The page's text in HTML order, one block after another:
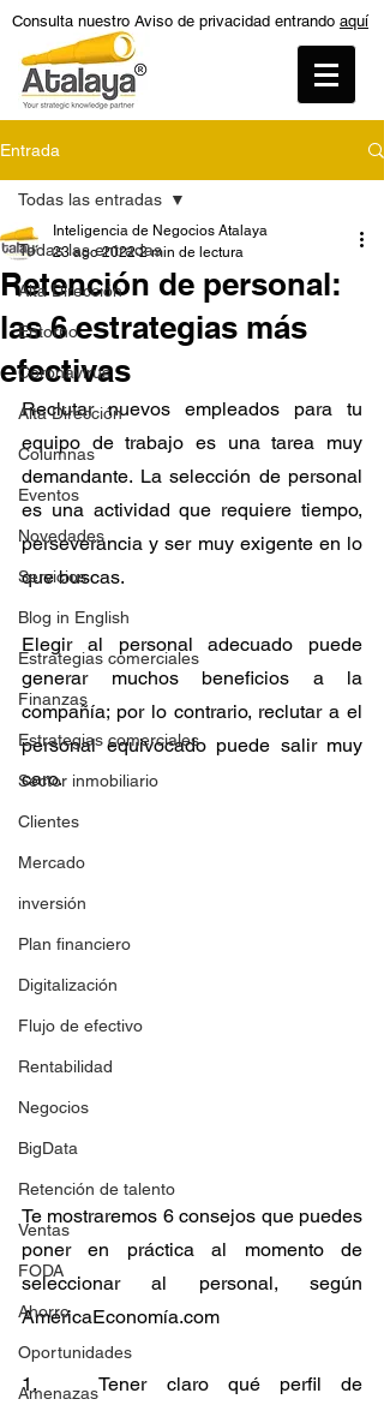
Consulta nuestro Aviso de privacidad entrando aquí
Entrada
Todas las entradas
Alta Dirección
Entorno
Coronavirus
Alta Dirección
Columnas
Eventos
Novedades
Servicios
Blog in English
Estrategias comerciales
Finanzas
Estrategias comerciales
Sector inmobiliario
Clientes
Mercado
inversión
Plan financiero
Digitalización
Flujo de efectivo
Rentabilidad
Negocios
BigData
Retención de talento
Ventas
FODA
Ahorro
Oportunidades
Amenazas
Todas las entradas
Retención de personal:
las 6 estrategias más
efectivas
Inteligencia de Negocios Atalaya
23 ago 2022 2 min de lectura
Reclutar nuevos empleados para tu
equipo de trabajo es una tarea muy
demandante. La selección de personal
es una actividad que requiere tiempo,
perseverancia y ser muy exigente en lo
que buscas.
Elegir al personal adecuado puede
generar muchos beneficios a la
compañía; por lo contrario, reclutar a el
personal equivocado puede salir muy
caro.
Te mostraremos 6 consejos que puedes
poner en práctica al momento de
seleccionar al personal, según
AméricaEconomía.com
1. 	Tener claro qué perfil de